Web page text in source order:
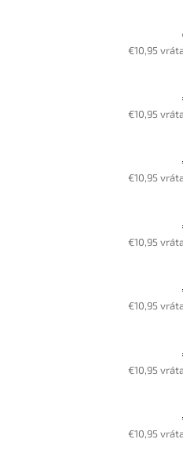
€10,95
€10,95
€10,95
€10,95
€10,95
€10,95
€10,95